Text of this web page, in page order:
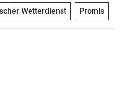
Wetterdienst Promis